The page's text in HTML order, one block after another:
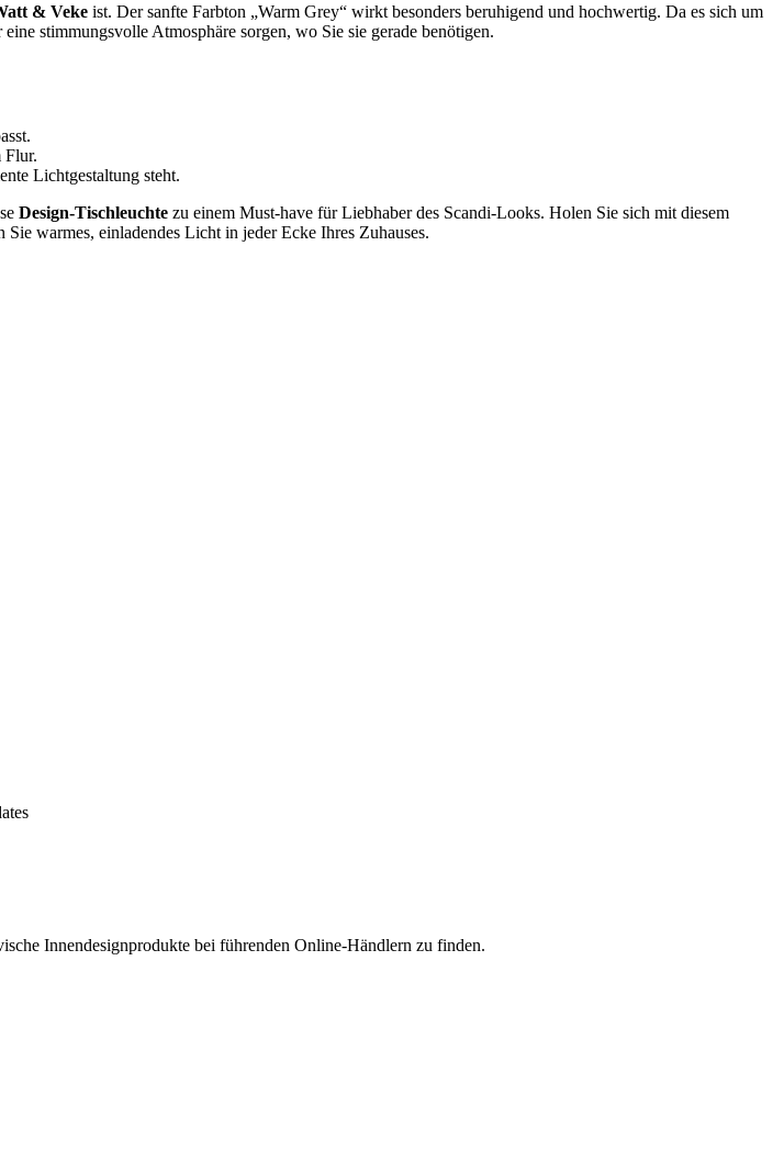
& Veke ist. Der sanfte Farbton „Warm Grey“ wirkt besonders beruhigend und hochwertig. Da es sich um
stimmungsvolle Atmosphäre sorgen, wo Sie sie gerade benötigen.
Flur.
Lichtgestaltung steht.
Design-Tischleuchte zu einem Must-have für Liebhaber des Scandi-Looks. Holen Sie sich mit diesem
warmes, einladendes Licht in jeder Ecke Ihres Zuhauses.
Innendesignprodukte bei führenden Online-Händlern zu finden.